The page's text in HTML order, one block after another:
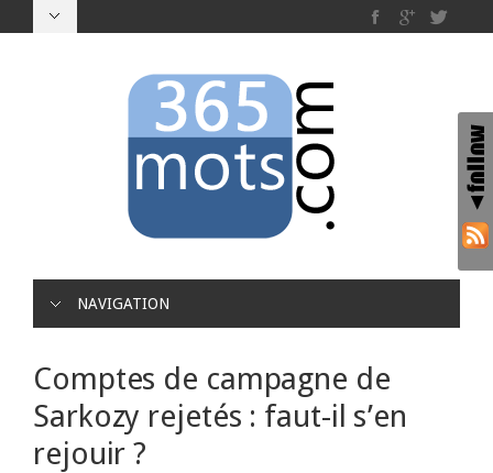
NAVIGATION
Comptes de campagne de
Sarkozy rejetés : faut-il s’en
rejouir ?